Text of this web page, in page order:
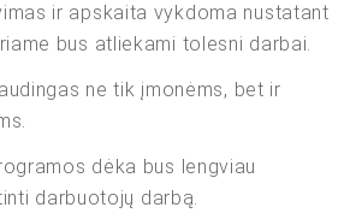
ir apskaita vykdoma nustatant
bus atliekami tolesni darbai.
ne tik įmonėms, bet ir
dėka bus lengviau
darbuotojų darbą.